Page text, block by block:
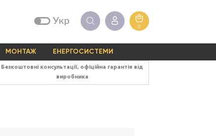
Укр
0
МОНТАЖ ЕНЕРГОСИСТЕМИ
Безкоштовні консультації, офіційна гарантія від
виробника